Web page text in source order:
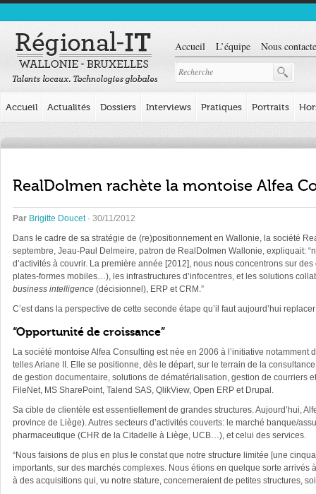
Accueil L’équipe Nous
Accueil Actualités Dossiers Interviews Pratiques Portraits
RealDolmen rachète la montoise Alfea
Par Brigitte Doucet· 30/11/2012
Dans le cadre de sa stratégie de (re)positionnement en Wallonie, la société
septembre, Jeau-Paul Delmeire, patron de RealDolmen Wallonie, expliquait:
d’activités à couvrir. La première année [2012], nous nous concentrons sur
plates-formes mobiles…), les infrastructures d’infocentres, et les solutions
business intelligence (décisionnel), ERP et CRM.”
C’est dans la perspective de cette seconde étape qu’il faut aujourd’hui
“Opportunité de croissance”
La société montoise Alfea Consulting est née en 2006 à l’initiative
telles Ariane II. Elle se positionne, dès le départ, sur le terrain de la
de gestion documentaire, solutions de dématérialisation, gestion de courriers
FileNet, MS SharePoint, Talend SAS, QlikView, Open ERP et Drupal.
Sa cible de clientèle est essentiellement de grandes structures. Aujourd’hui,
province de Liège). Autres secteurs d’activités couverts: le marché banque/
pharmaceutique (CHR de la Citadelle à Liège, UCB…), et celui des services.
“Nous faisions de plus en plus le constat que notre structure limitée [une
importants, sur des marchés complexes. Nous étions en quelque sorte arrivés
à des acquisitions qui, vu notre stature, concerneraient de petites structures,